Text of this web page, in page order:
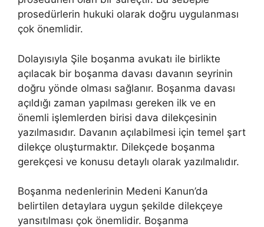
prosedürlerin hukuki olarak doğru uygulanması
çok önemlidir.
Dolayısıyla Şile boşanma avukatı ile birlikte
açılacak bir boşanma davası davanın seyrinin
doğru yönde olması sağlanır. Boşanma davası
açıldığı zaman yapılması gereken ilk ve en
önemli işlemlerden birisi dava dilekçesinin
yazılmasıdır. Davanın açılabilmesi için temel şart
dilekçe oluşturmaktır. Dilekçede boşanma
gerekçesi ve konusu detaylı olarak yazılmalıdır.
Boşanma nedenlerinin Medeni Kanun’da
belirtilen detaylara uygun şekilde dilekçeye
yansıtılması çok önemlidir. Boşanma